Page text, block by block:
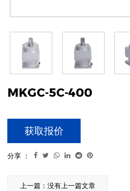
MKGC-5C-400
获取报价
分享 ：
上一篇：没有上一篇文章